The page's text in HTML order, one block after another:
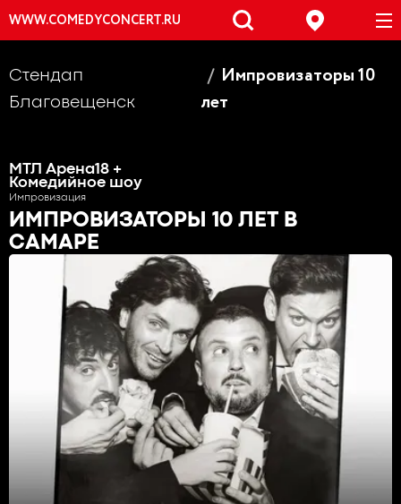
WWW.COMEDYCONCERT.RU
Стендап
Благовещенск
Импровизаторы 10
лет
МТЛ Арена18 +
Комедийное шоу
Импровизация
ИМПРОВИЗАТОРЫ 10 ЛЕТ В
САМАРЕ